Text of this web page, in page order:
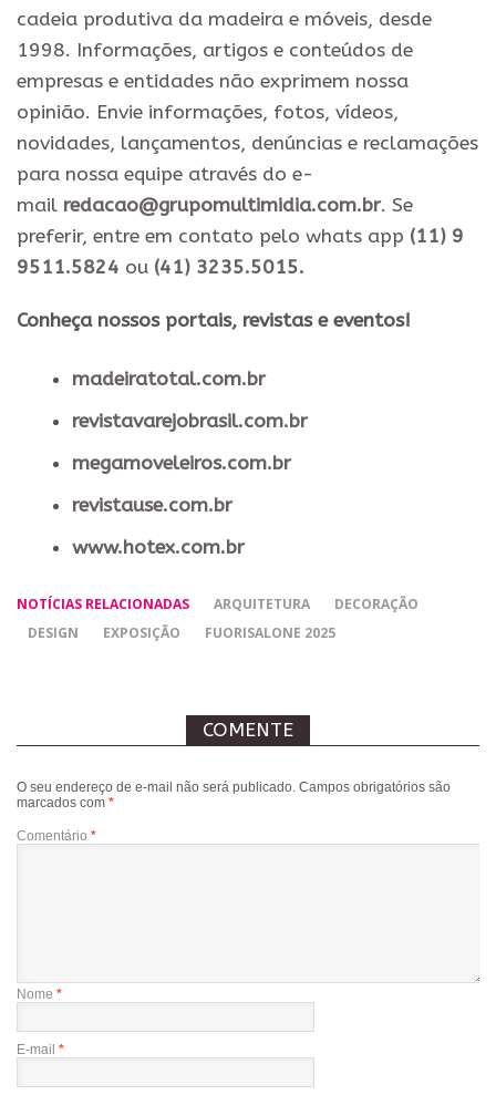
cadeia produtiva da madeira e móveis, desde
1998. Informações, artigos e conteúdos de
empresas e entidades não exprimem nossa
opinião. Envie informações, fotos, vídeos,
novidades, lançamentos, denúncias e reclamações
para nossa equipe através do e-
mail redacao@grupomultimidia.com.br. Se
preferir, entre em contato pelo whats app (11) 9
9511.5824 ou (41) 3235.5015.
​Conheça nossos ​portais, revistas e eventos​!
madeiratotal.com.br
revistavarejobrasil.com.br
megamoveleiros.com.br
revistause.com.br
www.hotex.com.br
NOTÍCIAS RELACIONADAS ARQUITETURA
DECORAÇÃO
DESIGN
EXPOSIÇÃO FUORISALONE 2025
COMENTE
O seu endereço de e-mail não será publicado. Campos obrigatórios são
marcados com *
Comentário *
Nome *
E-mail *